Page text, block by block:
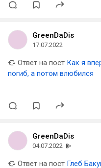
GreenDaDis
17.07.2022
Ответ на пост Как я
погиб, а потом влюбился
GreenDaDis
04.07.2022
Ответ на пост Глеб